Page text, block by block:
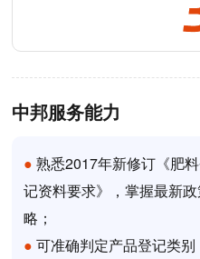
中邦服务能力
● 熟悉2017年新修订《肥
记资料要求》，掌握最新
略；
● 可准确判定产品登记类